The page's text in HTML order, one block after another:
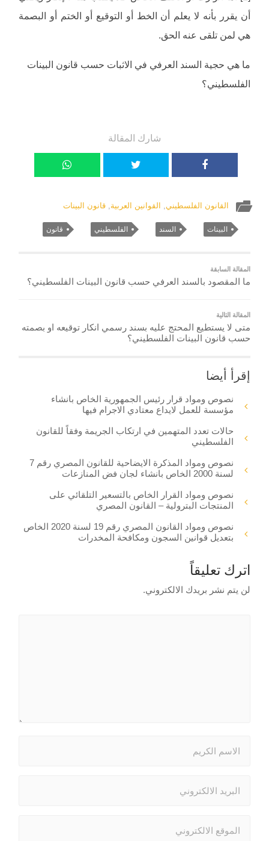
أن يقرر بأنه لا يعلم أن الخط أو التوقيع أو الختم أو البصمة
هي لمن تلقى عنه الحق.
ما هي حجية السند العرفي في الاثبات حسب قانون البينات
الفلسطيني؟
شارك المقالة
القانون الفلسطيني, القوانين العربية,قانون البينات
البينات السند الفلسطيني قانون
المقالة السابقة
ما المقصود بالسند العرفي حسب قانون البينات الفلسطيني؟
المقالة التالية
متى لا يستطيع المحتج عليه بسند رسمي انكار توقيعه او بصمته
حسب قانون البينات الفلسطيني؟
إقرأ أيضا
نصوص ومواد قرار رئيس الجمهورية الخاص بانشاء
مؤسسة للعمل لايداع معتادي الاجرام فيها
حالات تعدد المتهمين في ارتكاب الجريمة وفقاً للقانون
الفلسطيني
نصوص ومواد المذكرة الايضاحية للقانون المصري رقم 7
لسنة 2000 الخاص بانشاء لجان فض المنازعات
نصوص ومواد القرار الخاص بالتسعير التلقائي على
المنتجات البترولية – القانون المصري
نصوص ومواد القانون المصري رقم 19 لسنة 2020 الخاص
بتعديل قوانين السجون ومكافحة المخدرات
اترك تعليقاً
لن يتم نشر بريدك الالكتروني.